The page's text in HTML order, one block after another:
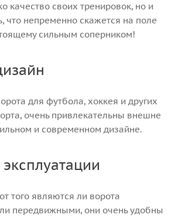
качество своих тренировок, но и
что непременно скажется на поле
сильным соперником!
для футбола, хоккея и других
очень привлекательны внешне
и современном дизайне.
того являются ли ворота
передвижными, они очень удобны